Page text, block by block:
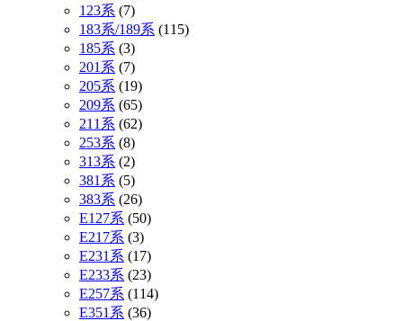
123系 (7)
183系/189系 (115)
185系 (3)
201系 (7)
205系 (19)
209系 (65)
211系 (62)
253系 (8)
313系 (2)
381系 (5)
383系 (26)
E127系 (50)
E217系 (3)
E231系 (17)
E233系 (23)
E257系 (114)
E351系 (36)